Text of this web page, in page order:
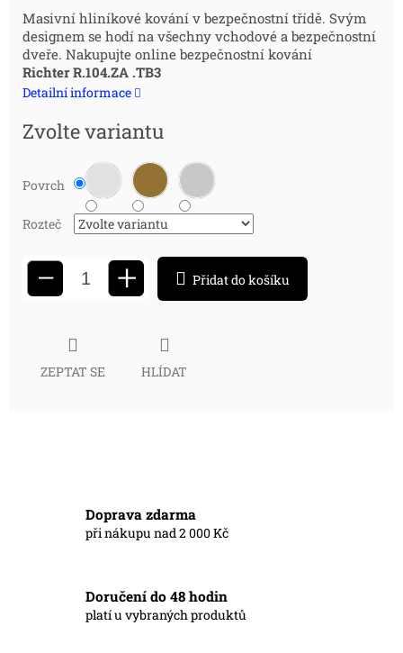
Měrná
cena:
Masivní hliníkové kování v bezpečnostní třídě. Svým
designem se hodí na všechny vchodové a bezpečnostní
dveře. Nakupujte online bezpečnostní kování
Richter R.104.ZA .TB3
Detailní informace
Zvolte variantu
Povrch
Rozteč
− + Přidat do košíku
ZEPTAT SE HLÍDAT
Doprava zdarma
při nákupu nad 2 000 Kč
Doručení do 48 hodin
platí u vybraných produktů